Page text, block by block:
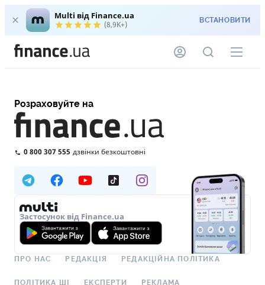
Multi від Finance.ua
(8,9K+) ВСТАНОВИТИ
Розраховуйте на
0 800 307 555 дзвінки безкоштовні
Застосунок від Finance.ua
ПРО НАС РЕДАКЦІЯ РЕДАКЦІЙНА ПОЛІТИКА
ПОЛІТИКА ШІ ЕКСПЕРТИ РЕКЛАМА